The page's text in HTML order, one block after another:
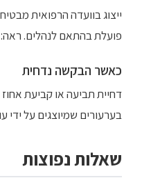
ייצוג בוועדה הרפואית
פועלת בהתאם לנהלים. ראה:
כאשר הבקשה נדחית
דחיית תביעה או קביעת
בערעורים שמיוצגים על ידי
שאלות נפוצות